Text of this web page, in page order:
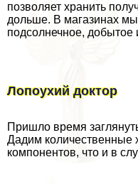
позволяет хранить
дольше. В магазинах
подсолнечное,
Лопоухий доктор
Пришло время
Дадим количественные
компонентов, что и в